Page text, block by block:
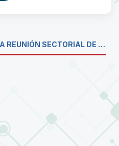
📊 LA UMSA FUE SEDE DE LA REUNIÓN SECTORIAL DE CARRERAS DE ECONOMÍA DEL SISTEMA DE LA UNIVERSIDAD BOLIVIANA💼